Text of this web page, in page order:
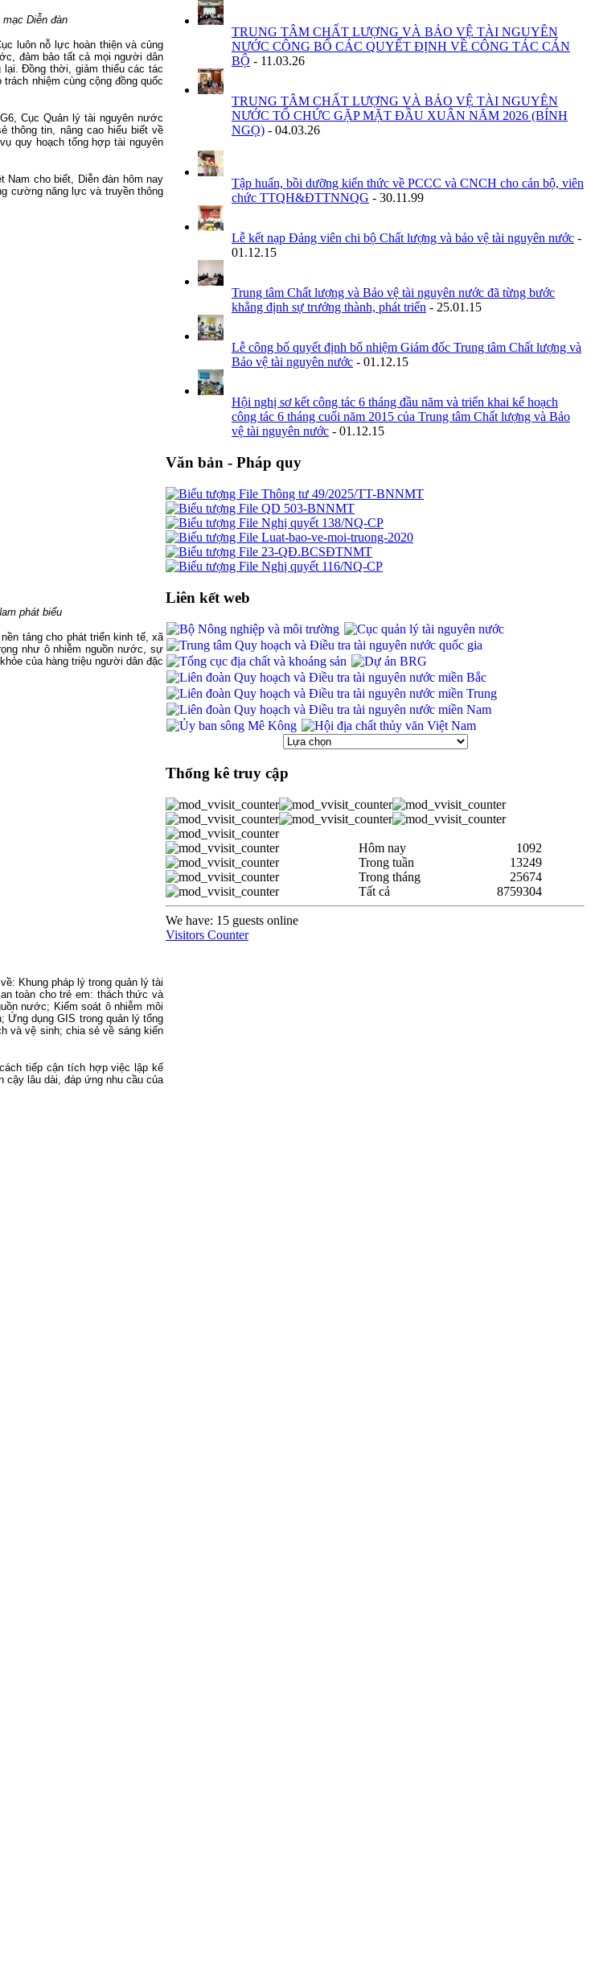
Diễn đàn
luôn nỗ lực hoàn thiện và củng
đảm bảo tất cả mọi người dân
Đồng thời, giảm thiểu các tác
nhiệm cùng cộng đồng quốc
Cục Quản lý tài nguyên nước
thông tin, nâng cao hiểu biết về
quy hoạch tổng hợp tài nguyên
Nam cho biết, Diễn đàn hôm nay
cường năng lực và truyền thông
phát biểu
tảng cho phát triển kinh tế, xã
như ô nhiễm nguồn nước, sự
của hàng triệu người dân đặc
Khung pháp lý trong quản lý tài
toàn cho trẻ em: thách thức và
nước; Kiểm soát ô nhiễm môi
dụng GIS trong quản lý tổng
và vệ sinh; chia sẻ về sáng kiến
tiếp cận tích hợp việc lập kế
cậy lâu dài, đáp ứng nhu cầu của
TRUNG TÂM CHẤT LƯỢNG VÀ BẢO VỆ TÀI NGUYÊN
NƯỚC CÔNG BỐ CÁC QUYẾT ĐỊNH VỀ CÔNG TÁC CÁN
BỘ - 11.03.26
TRUNG TÂM CHẤT LƯỢNG VÀ BẢO VỆ TÀI NGUYÊN
NƯỚC TỔ CHỨC GẶP MẶT ĐẦU XUÂN NĂM 2026 (BÍNH
NGỌ) - 04.03.26
Tập huấn, bồi dưỡng kiến thức về PCCC và CNCH cho cán bộ, viên
chức TTQH&ĐTTNNQG - 30.11.99
Lễ kết nạp Đảng viên chi bộ Chất lượng và bảo vệ tài nguyên nước -
01.12.15
Trung tâm Chất lượng và Bảo vệ tài nguyên nước đã từng bước
khẳng định sự trưởng thành, phát triển - 25.01.15
Lễ công bố quyết định bổ nhiệm Giám đốc Trung tâm Chất lượng và
Bảo vệ tài nguyên nước - 01.12.15
Hội nghị sơ kết công tác 6 tháng đầu năm và triển khai kế hoạch
công tác 6 tháng cuối năm 2015 của Trung tâm Chất lượng và Bảo
vệ tài nguyên nước - 01.12.15
Văn bản - Pháp quy
Thông tư 49/2025/TT-BNNMT
QD 503-BNNMT
Nghị quyết 138/NQ-CP
Luat-bao-ve-moi-truong-2020
23-QĐ.BCSĐTNMT
Nghị quyết 116/NQ-CP
Liên kết web
Thống kê truy cập
Hôm nay
1092
Trong tuần
13249
Trong tháng
25674
Tất cả
8759304
We have: 15 guests online
Visitors Counter